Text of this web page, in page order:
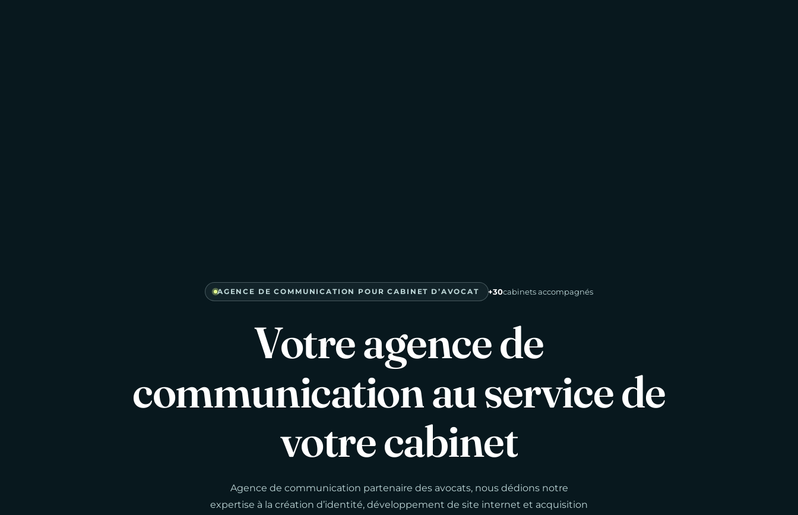
AGENCE DE COMMUNICATION POUR CABINET D’AVOCAT +30cabinets accompagnés
Votreagencede
communicationauservicede
votrecabinet
Agence de communication partenaire des avocats, nous dédions notre
expertise à la création d’identité, développement de site internet et acquisition